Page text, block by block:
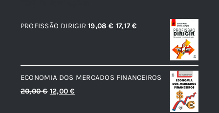
PROFISSÃO DIRIGIR 19,08€ O
era:
19,08 €.
17,17€
é:
17,17 €.
ECONOMIA DOS MERCADOS FINANCEIROS
20,00€ O
12,00€